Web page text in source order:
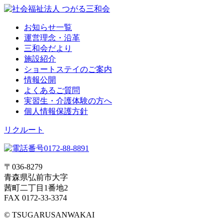
お知らせ一覧
運営理念・沿革
三和会だより
施設紹介
ショートステイのご案内
情報公開
よくあるご質問
実習生・介護体験の方へ
個人情報保護方針
リクルート
〒036-8279
青森県弘前市大字
茜町二丁目1番地2
FAX 0172-33-3374
© TSUGARUSANWAKAI